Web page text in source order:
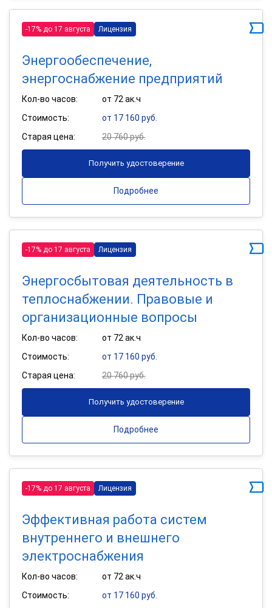
-17% до 17 августа Лицензия
Энергообеспечение,
энергоснабжение предприятий
Кол-во часов:
от 72 ак.ч
Стоимость:
от 17 160 руб.
Старая цена:
20 760 руб.
Получить удостоверение
Подробнее
-17% до 17 августа Лицензия
Энергосбытовая деятельность в
теплоснабжении. Правовые и
организационные вопросы
Кол-во часов:
от 72 ак.ч
Стоимость:
от 17 160 руб.
Старая цена:
20 760 руб.
Получить удостоверение
Подробнее
-17% до 17 августа Лицензия
Эффективная работа систем
внутреннего и внешнего
электроснабжения
Кол-во часов:
от 72 ак.ч
Стоимость:
от 17 160 руб.